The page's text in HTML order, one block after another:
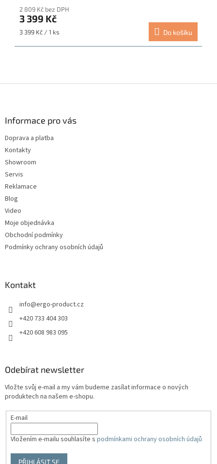
produktu
je
4,5
5
2 809 Kč bez DPH
3 399 Kč
Měrná
3 399 Kč / 1 ks Do košíku
Informace pro vás
Doprava a platba
Kontakty
Showroom
Servis
Reklamace
Blog
Video
Moje objednávka
Obchodní podmínky
Podmínky ochrany osobních údajů
Kontakt
info@ergo-product.cz
+420 733 404 303
+420 608 983 095
Odebírat newsletter
Vložte svůj e-mail a my vám budeme zasílat informace o nových
produktech na našem e-shopu.
E-mail
Vložením e-mailu souhlasíte s podmínkami ochrany osobních údajů
PŘIHLÁSIT SE